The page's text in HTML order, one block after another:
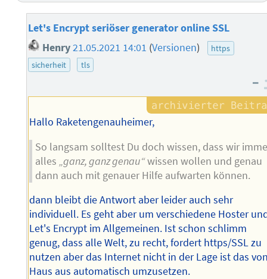
Let's Encrypt seriöser generator online SSL
Henry21.05.2021 14:01 (Versionen)
https
sicherheit
tls
–
Hallo Raketengenauheimer,
So langsam solltest Du doch wissen, dass wir
alles„ganz, ganz genau“wissen wollen und genau
dann auch mit genauer Hilfe aufwarten können.
dann bleibt die Antwort aber leider auch sehr
individuell. Es geht aber um verschiedene Hoster
Let's Encrypt im Allgemeinen. Ist schon schlimm
genug, dass alle Welt, zu recht, fordert https/SSL zu
nutzen aber das Internet nicht in der Lage ist das
Haus aus automatisch umzusetzen.